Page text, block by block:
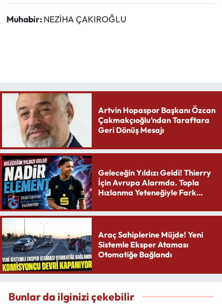
Muhabir: NEZİHA ÇAKIROĞLU
Artvin Hopaspor Başkanı Özcan
Çakmakçıoğlu’ndan Taraftara
Geri Dönüş Mesajı
Geleceğin Yıldızı Geldi! Thierry
İçin Avrupa Alarmda. Topla
Hızlanma Yeteneğiyle Fark
Araç Sahiplerine Müjde! Yeni
Sistemle Eksper Ataması
Otomatiğe Bağlandı
Bunlar da ilginizi çekebilir